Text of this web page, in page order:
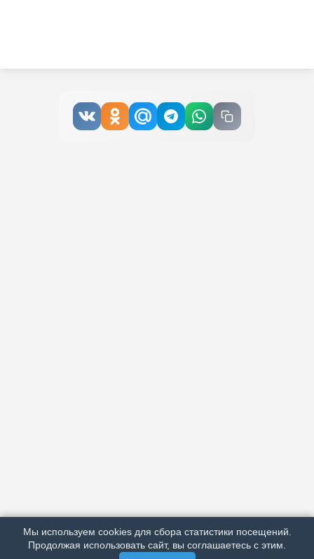
РЕКЛАМА У НАС
МЫ В СОЦСЕТЯХ
Мы используем cookies для сбора статистики посещений.
Продолжая использовать сайт, вы соглашаетесь с этим.